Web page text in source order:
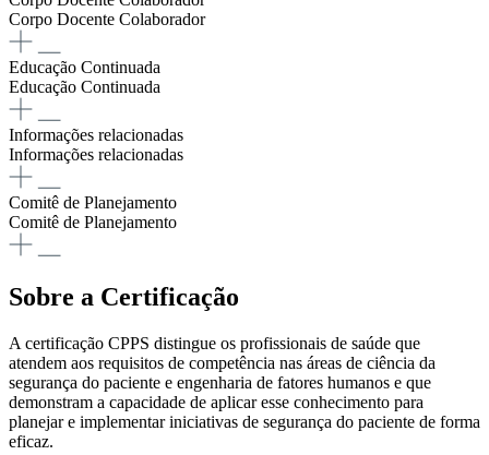
Corpo Docente Colaborador
Educação Continuada
Educação Continuada
Informações relacionadas
Informações relacionadas
Comitê de Planejamento
Comitê de Planejamento
Sobre a Certificação
A certificação CPPS distingue os profissionais de saúde que
atendem aos requisitos de competência nas áreas de ciência da
segurança do paciente e engenharia de fatores humanos e que
demonstram a capacidade de aplicar esse conhecimento para
planejar e implementar iniciativas de segurança do paciente de forma
eficaz.